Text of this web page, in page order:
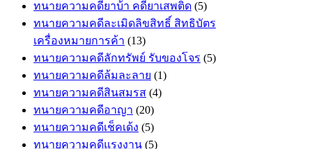
ทนายความคดียาบ้า คดียาเสพติด (5)
ทนายความคดีละเมิดลิขสิทธิ์ สิทธิบัตร
เครื่องหมายการค้า (13)
ทนายความคดีลักทรัพย์ รับของโจร (5)
ทนายความคดีล้มละลาย (1)
ทนายความคดีสินสมรส (4)
ทนายความคดีอาญา (20)
ทนายความคดีเช็คเด้ง (5)
ทนายความคดีแรงงาน (5)